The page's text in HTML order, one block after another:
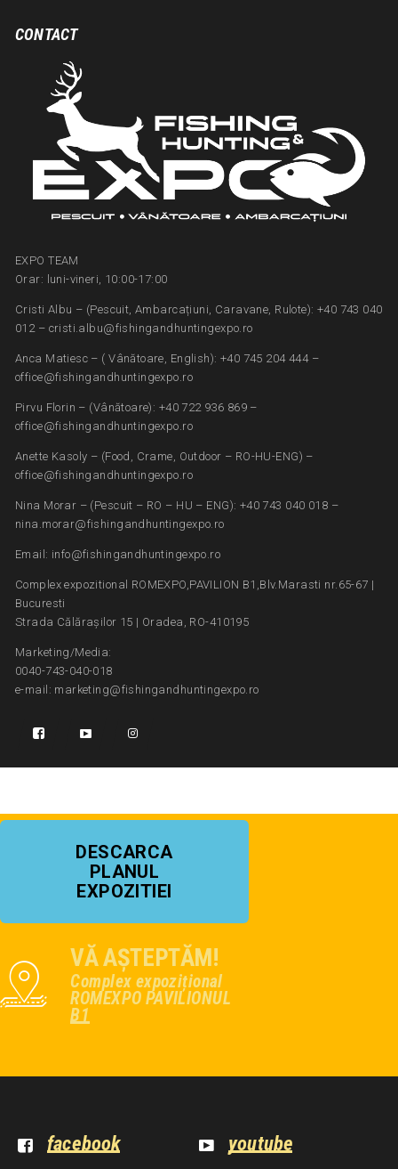
CONTACT
EXPO TEAM
Orar: luni-vineri, 10:00-17:00
Cristi Albu – (Pescuit, Ambarcațiuni, Caravane, Rulote): +40 743 040
012 – cristi.albu@fishingandhuntingexpo.ro
Anca Matiesc – ( Vânătoare, English): +40 745 204 444 –
office@fishingandhuntingexpo.ro
Pirvu Florin – (Vânătoare): +40 722 936 869 –
office@fishingandhuntingexpo.ro
Anette Kasoly – (Food, Crame, Outdoor – RO-HU-ENG) –
office@fishingandhuntingexpo.ro
Nina Morar – (Pescuit – RO – HU – ENG): +40 743 040 018 –
nina.morar@fishingandhuntingexpo.ro
Email: info@fishingandhuntingexpo.ro
Complex expozitional ROMEXPO,PAVILION B1,Blv.Marasti nr.65-67 |
Bucuresti
Strada Călărașilor 15 | Oradea, RO-410195
Marketing/Media:
0040-743-040-018
e-mail: marketing@fishingandhuntingexpo.ro
DESCARCA
PLANUL
EXPOZITIEI
VĂ AȘTEPTĂM!
Complex expozițional
ROMEXPO PAVILIONUL
B1
facebook
youtube